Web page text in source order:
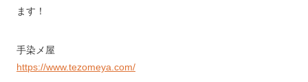
ます！
手染メ屋
https://www.tezomeya.com/